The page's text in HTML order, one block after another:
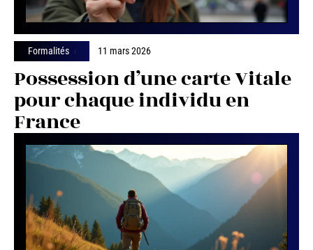
Formalités 11 mars 2026
Possession d’une carte Vitale
pour chaque individu en
France